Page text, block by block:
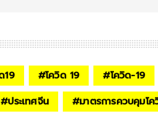
19 #โควิด 19 #โควิด-19
#ประเทศจีน #มาตรการควบคุมโ